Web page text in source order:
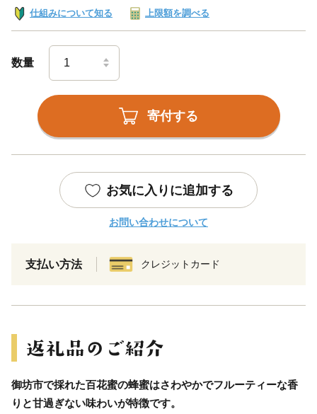
仕組みについて知る 上限額を調べる
数量
寄付する
お気に入りに追加する
お問い合わせについて
支払い方法 クレジットカード
御坊市で採れた百花蜜の蜂蜜はさわやかでフルーティーな香
りと甘過ぎない味わいが特徴です。